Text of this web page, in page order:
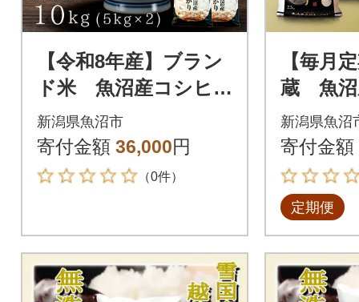
【令和8年産】ブラン
ド米 魚沼産コシヒ
カリ 無洗米 10kg
(5kg×2袋)
新潟県魚沼市
寄付金額 36,000円
（0件）
【毎月
蔵 魚沼
り無洗
12回
新潟県魚沼
寄付金額
定期便